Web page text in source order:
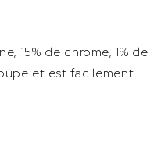
15% de chrome, 1% de
et est facilement